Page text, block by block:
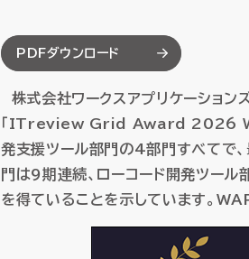
SCM（サプライチェーン）
購買・調達管理
製造原価管理
プロジェ
PDFダウンロード
株式会社ワークスアプリケーション
「ITreview Grid Award 2026
発支援ツール部門の4部門すべてで、
門は9期連続、ローコード開発ツー
を得ていることを示しています。
SCM（サプライチェーン）
購買・調達管理
製造原価管理
プロジェ